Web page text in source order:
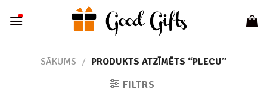
SĀKUMS / PRODUKTS ATZĪMĒTS “PLECU”
FILTRS